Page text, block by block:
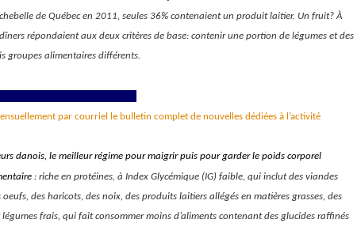
de Québec en 2011, seules 36% contenaient un produit laitier. Un fruit? À
répondaient aux deux critères de base: contenir une portion de légumes et des
groupes alimentaires différents.
par courriel le bulletin complet de nouvelles dédiées à l’activité
danois, le meilleur régime pour maigrir puis pour garder le poids corporel
: riche en protéines, à Index Glycémique (IG) faible, qui inclut des viandes
oeufs, des haricots, des noix, des produits laitiers allégés en matières grasses, des
frais, qui fait consommer moins d’aliments contenant des glucides raffinés